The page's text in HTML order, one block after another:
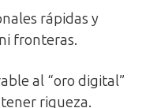
rápidas y
fronteras.
al “oro digital”
riqueza.